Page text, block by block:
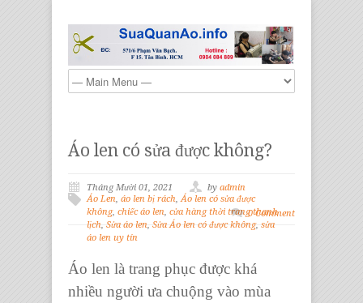
Áo len có sửa được không?
Tháng Mười 01, 2021 by admin
Áo Len, áo len bị rách,Áo len có sửa được
không, chiếc áo len, cửa hàng thời trang thanh
lịch, Sửa áo len, Sửa Áo len có được không, sửa
áo len uy tín
0 Comment
Áo len là trang phục được khá
nhiều người ưa chuộng vào mùa